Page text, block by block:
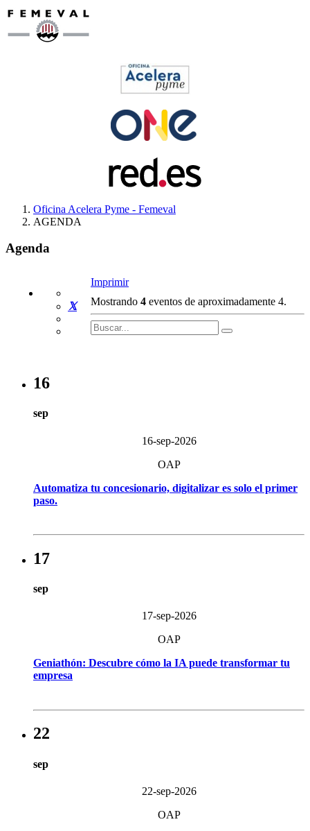
Oficina Acelera Pyme - Femeval
AGENDA
Agenda
Imprimir
Mostrando 4 eventos de aproximadamente 4.
16
sep
16-sep-2026
OAP
Automatiza tu concesionario, digitalizar es solo el primer
paso.
17
sep
17-sep-2026
OAP
Geniathón: Descubre cómo la IA puede transformar tu
empresa
22
sep
22-sep-2026
OAP